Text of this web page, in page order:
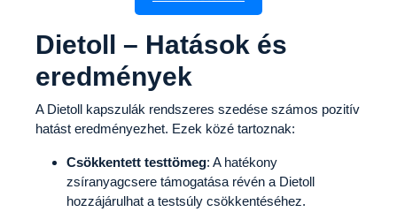
Dietoll – Hatások és
eredmények
A Dietoll kapszulák rendszeres szedése számos pozitív
hatást eredményezhet. Ezek közé tartoznak:
Csökkentett testtömeg: A hatékony
zsíranyagcsere támogatása révén a Dietoll
hozzájárulhat a testsúly csökkentéséhez.